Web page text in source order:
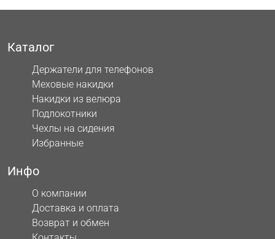
Каталог
Держатели для телефонов
Меховые накидки
Накидки из велюра
Подлокотники
Чехлы на сидения
Избранные
Инфо
О компании
Доставка и оплата
Возврат и обмен